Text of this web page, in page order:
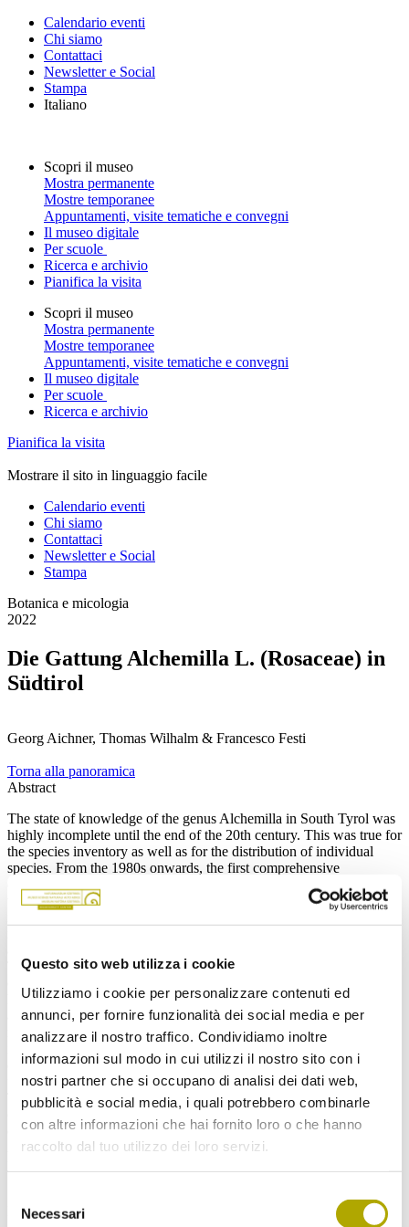
Questo sito web utilizza i cookie
Utilizziamo i cookie per personalizzare contenuti ed
annunci, per fornire funzionalità dei social media e per
analizzare il nostro traffico. Condividiamo inoltre
informazioni sul modo in cui utilizzi il nostro sito con i
nostri partner che si occupano di analisi dei dati web,
pubblicità e social media, i quali potrebbero combinarle
con altre informazioni che hai fornito loro o che hanno
raccolto dal tuo utilizzo dei loro servizi.
delNecessari
Calendario eventi
Chi siamo
Contattaci
Newsletter e Social
Stampa
Italiano
Scopri il museo
Mostra permanente
Mostre temporanee
Appuntamenti, visite tematiche e convegni
Il museo digitale
Per scuole
Ricerca e archivio
Pianifica la visita
Scopri il museo
Mostra permanente
Mostre temporanee
Appuntamenti, visite tematiche e convegni
Il museo digitale
Per scuole
Ricerca e archivio
Pianifica la visita
Mostrare il sito in linguaggio facile
Calendario eventi
Chi siamo
Contattaci
Newsletter e Social
Stampa
Botanica e micologia
2022
Die Gattung Alchemilla L. (Rosaceae) in
Südtirol
Georg Aichner, Thomas Wilhalm & Francesco Festi
Torna alla panoramica
Abstract
The state of knowledge of the genus Alchemilla in South Tyrol was
highly incomplete until the end of the 20th century. This was true for
the species inventory as well as for the distribution of individual
species. From the 1980s onwards, the first comprehensive
distribution data were obtained in the course of floristic mapping by
the Botanical Institute of the University of Vienna, and the species
Tyrol was carried out in the period 2010–2022, accompanied by the
herbarium. The results of the intensive field surveys, revision
activities and historical research are depicted in the present
monograph: Each of the now 50 species documented in South Tyrol
ecology and distribution, with informative photos of habit and leaf
forms.
The following species, listed in the literature for South Tyrol, are
classified as doubtful or erroneous: Alchemilla acutidens, A.
demissa, A. inconcinna, A. kerneri, A. obscura, A. trunciloba.
A detailed identification key of all so far ascertained species will
Keyword